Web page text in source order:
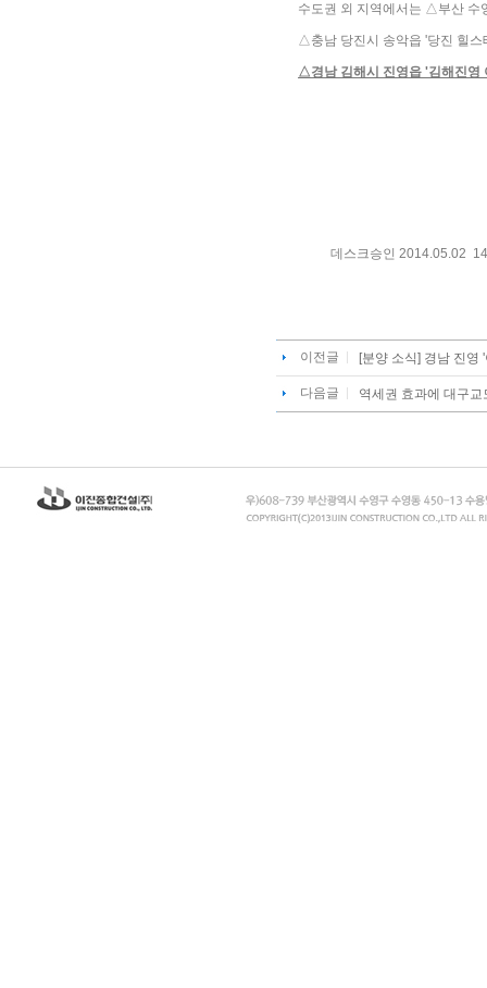
수도권 외 지역에서는 △부산 수
△충남 당진시 송악읍 '당진 힐스
△경남 김해시 진영읍 '김해진영
데스크승인 2014.05.02
이전글 [분양 소식] 경남 진영
다음글 역세권 효과에 대구